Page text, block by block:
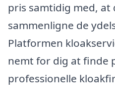
pris samtidig med, at
sammenligne de
Platformen
nemt for dig at finde
professionelle